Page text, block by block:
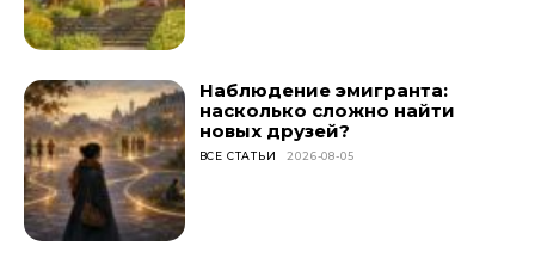
Наблюдение эмигранта:
насколько сложно найти
новых друзей?
ВСЕ СТАТЬИ 2026-08-05